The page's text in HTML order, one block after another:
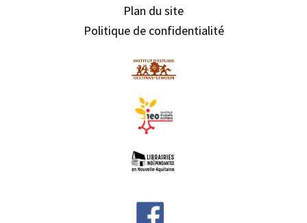
Plan du site
Politique de confidentialité